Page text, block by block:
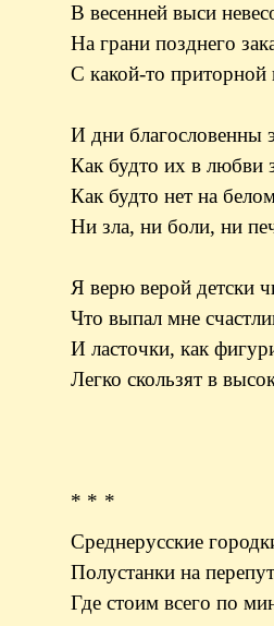
В весенней выси
На грани позднего
С какой-то приторной
И дни благословенны
Как будто их в любви
Как будто нет на
Ни зла, ни боли, ни
Я верю верой детски
Что выпал мне
И ласточки, как
Легко скользят в
* * *
Среднерусские
Полустанки на
Где стоим всего по